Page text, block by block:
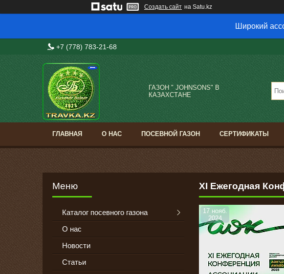
Создать сайт на Satu.kz
Широкий
+7 (778) 783-21-68
ГАЗОН " JOHNSONS" В
КАЗАХСТАНЕ
ГЛАВНАЯ О НАС ПОСЕВНОЙ ГАЗОН СЕРТИФИКАТЫ
ХI Ежегодная
17 нояб.
2024
Каталог посевного газона
О нас
Новости
Статьи